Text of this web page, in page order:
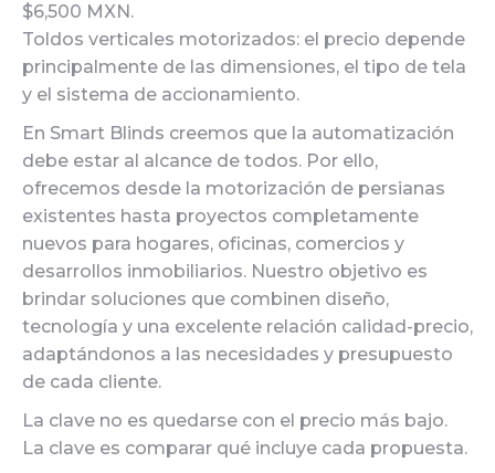
$6,500 MXN.
Toldos verticales motorizados: el precio depende
principalmente de las dimensiones, el tipo de tela
y el sistema de accionamiento.
En Smart Blinds creemos que la automatización
debe estar al alcance de todos. Por ello,
ofrecemos desde la motorización de persianas
existentes hasta proyectos completamente
nuevos para hogares, oficinas, comercios y
desarrollos inmobiliarios. Nuestro objetivo es
brindar soluciones que combinen diseño,
tecnología y una excelente relación calidad-precio,
adaptándonos a las necesidades y presupuesto
de cada cliente.
La clave no es quedarse con el precio más bajo.
La clave es comparar qué incluye cada propuesta.